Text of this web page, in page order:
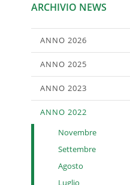
ARCHIVIO NEWS
ANNO 2026
ANNO 2025
ANNO 2023
ANNO 2022
Novembre
Settembre
Agosto
Luglio